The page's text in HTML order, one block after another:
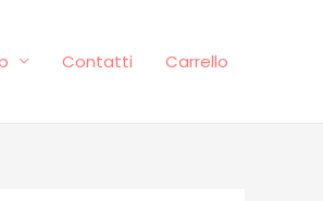
Contatti Carrello